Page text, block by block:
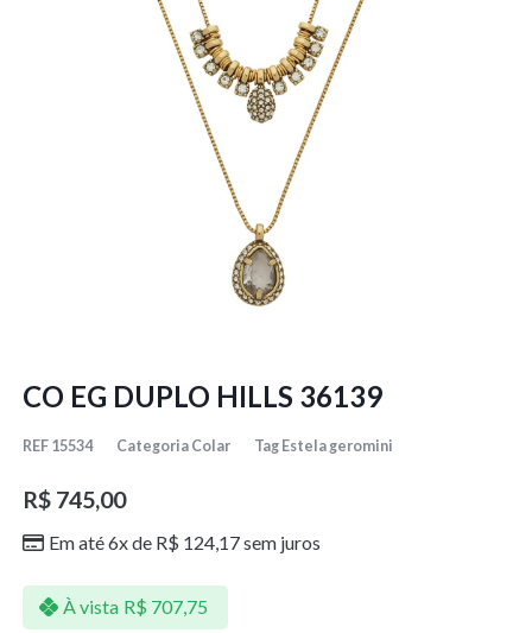
CO EG DUPLO HILLS 36139
REF 15534 Categoria Colar Tag Estela geromini
R$745,00
Em até 6x de R$ 124,17sem juros
À vista R$ 707,75